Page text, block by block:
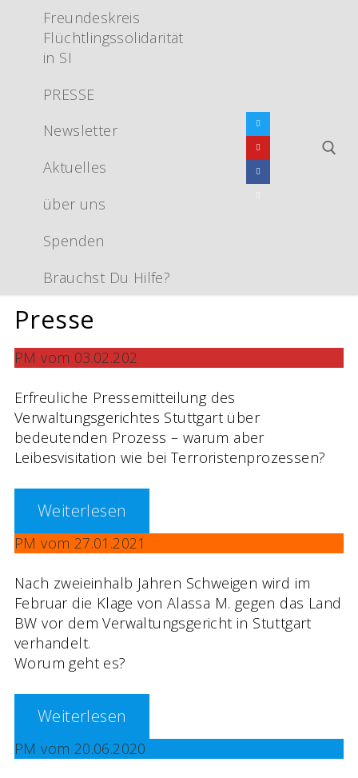
springen
Freundeskreis
Flüchtlingssolidarität
in SI
PRESSE
Newsletter
Aktuelles
über uns
Spenden
Brauchst Du Hilfe?
Presse
PM vom 03.02.202
Erfreuliche Pressemitteilung des
Verwaltungsgerichtes Stuttgart über
bedeutenden Prozess – warum aber
Leibesvisitation wie bei Terroristenprozessen?
Weiterlesen
PM vom 27.01.2021
Nach zweieinhalb Jahren Schweigen wird im
Februar die Klage von Alassa M. gegen das Land
BW vor dem Verwaltungsgericht in Stuttgart
verhandelt.
Worum geht es?
Weiterlesen
PM vom 20.06.2020